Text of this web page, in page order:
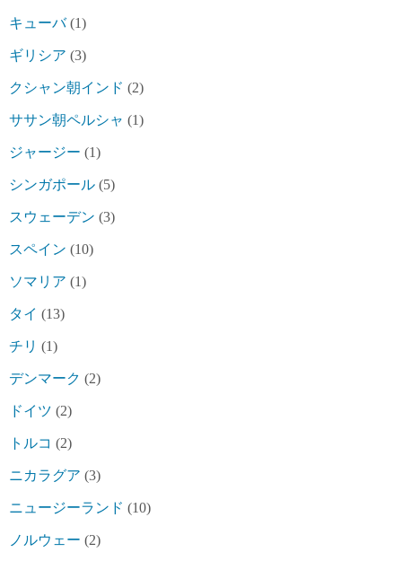
キューバ(1)
ギリシア (3)
クシャン朝インド (2)
ササン朝ペルシャ (1)
ジャージー (1)
シンガポール (5)
スウェーデン (3)
スペイン (10)
ソマリア (1)
タイ (13)
チリ (1)
デンマーク (2)
ドイツ (2)
トルコ (2)
ニカラグア (3)
ニュージーランド (10)
ノルウェー (2)